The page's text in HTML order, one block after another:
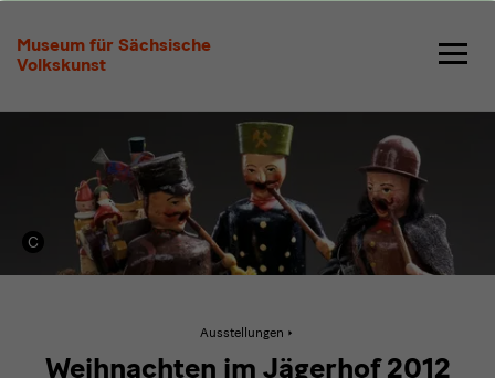
Museum für Sächsische
Volkskunst
2012
Ausstellungen
2012
Weihnachten im Jägerhof 2012